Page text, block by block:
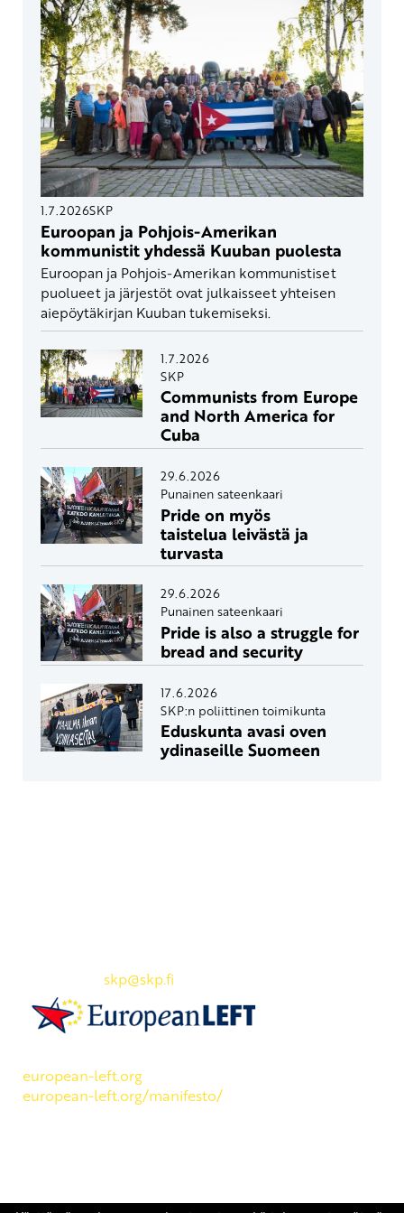
1.7.2026SKP
Euroopan ja Pohjois-Amerikan
kommunistit yhdessä Kuuban puolesta
Euroopan ja Pohjois-Amerikan kommunistiset
puolueet ja järjestöt ovat julkaisseet yhteisen
aiepöytäkirjan Kuuban tukemiseksi.
1.7.2026
SKP
Communists from Europe
and North America for
Cuba
29.6.2026
Punainen sateenkaari
Pride on myös
taistelua leivästä ja
turvasta
29.6.2026
Punainen sateenkaari
Pride is also a struggle for
bread and security
17.6.2026
SKP:n poliittinen toimikunta
Eduskunta avasi oven
ydinaseille Suomeen
skp@skp.fi
european-left.org
european-left.org/manifesto/